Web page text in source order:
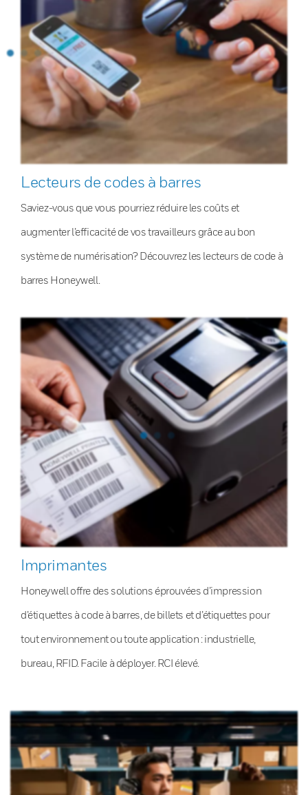
Lecteurs de codes à barres
Saviez-vous que vous pourriez réduire les coûts et
augmenter l’efficacité de vos travailleurs grâce au bon
système de numérisation? Découvrez les lecteurs de code à
barres Honeywell.
Imprimantes
Honeywell offre des solutions éprouvées d’impression
d’étiquettes à code à barres, de billets et d’étiquettes pour
tout environnement ou toute application : industrielle,
bureau, RFID. Facile à déployer. RCI élevé.